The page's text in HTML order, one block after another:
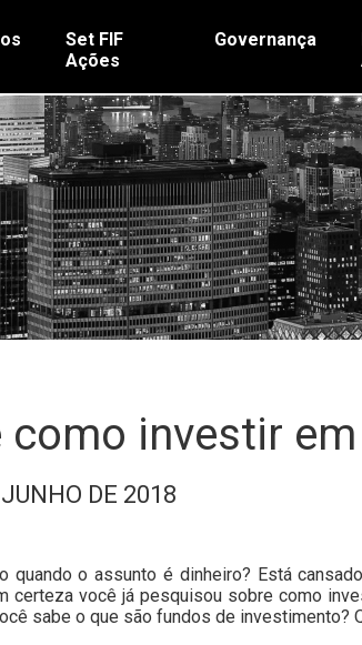
Set FIF
Ações
Governança
como investir
DE 2018
quando o assunto é dinheiro? Está
certeza você já pesquisou sobre como
sabe o que são fundos de investimento?